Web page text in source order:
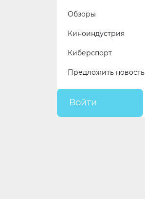
Обзоры
Киноиндустрия
Киберспорт
Предложить новость
Войти